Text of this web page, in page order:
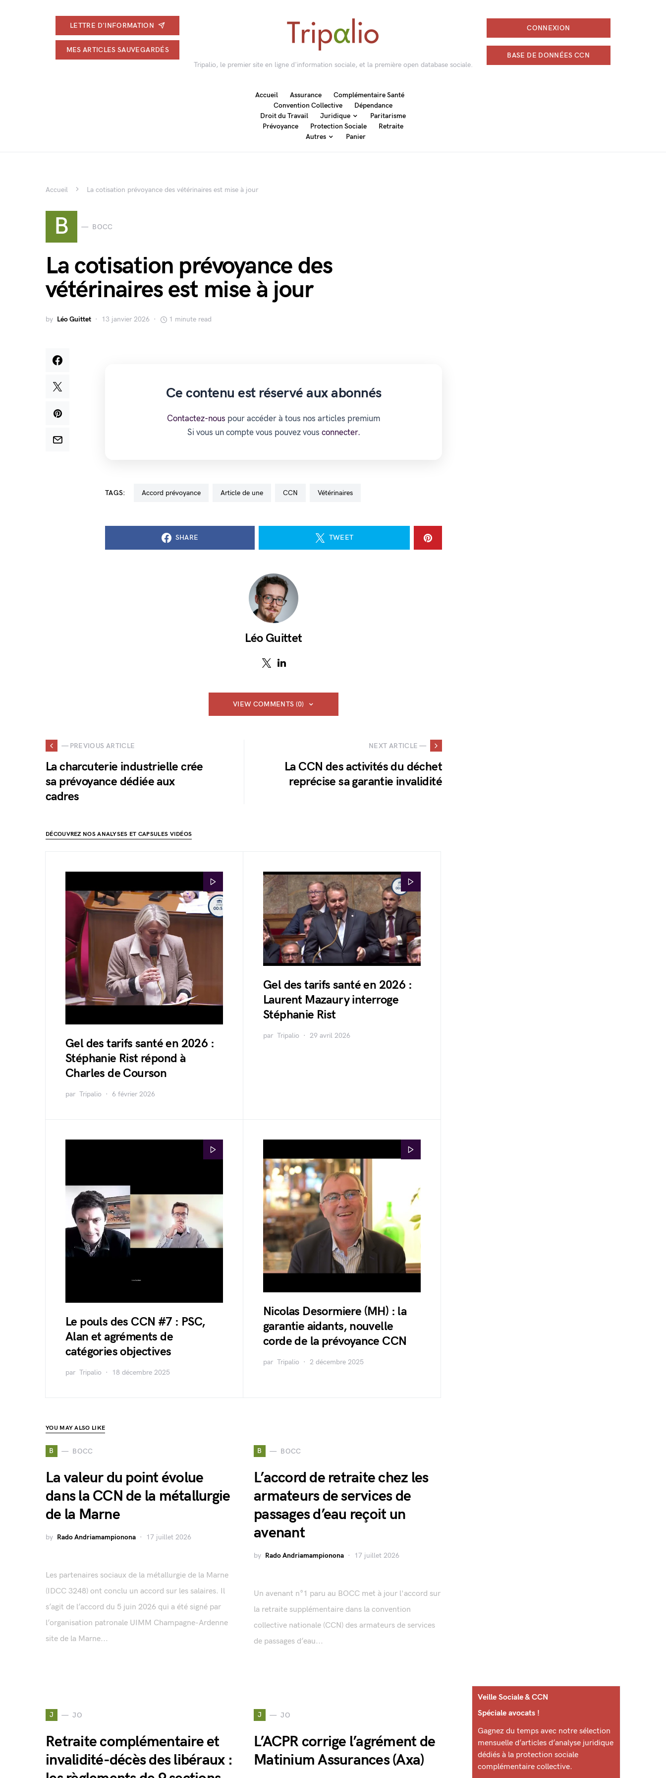
LETTRE D'INFORMATION
MES ARTICLES SAUVEGARDÉS
Tripalio, le premier site en ligne d'information sociale, et la première open database sociale.
CONNEXION
BASE DE DONNÉES CCN
Accueil Assurance
Complémentaire Santé
Convention Collective
Dépendance
Droit du Travail
Juridique
Paritarisme
Prévoyance
Protection Sociale
Retraite
Autres
Panier
Accueil La cotisation prévoyance des vétérinaires est mise à jour
B BOCC
La cotisation prévoyance des
vétérinaires est mise à jour
by Léo Guittet 13 janvier 2026 1 minute read
Ce contenu est réservé aux abonnés
Contactez-nous pour accéder à tous nos articles premium
Si vous un compte vous pouvez vous connecter.
TAGS: accord prévoyance Article de une CCN vétérinaires
SHARE TWEET
Léo Guittet
VIEW COMMENTS (0)
— PREVIOUS ARTICLE
La charcuterie industrielle crée
sa prévoyance dédiée aux
cadres
NEXT ARTICLE —
La CCN des activités du déchet
reprécise sa garantie invalidité
DÉCOUVREZ NOS ANALYSES ET CAPSULES VIDÉOS
Gel des tarifs santé en 2026 :
Stéphanie Rist répond à
Charles de Courson
par Tripalio 6 février 2026
Gel des tarifs santé en 2026 :
Laurent Mazaury interroge
Stéphanie Rist
par Tripalio 29 avril 2026
Le pouls des CCN #7 : PSC,
Alan et agréments de
catégories objectives
par Tripalio 18 décembre 2025
Nicolas Desormiere (MH) : la
garantie aidants, nouvelle
corde de la prévoyance CCN
par Tripalio 2 décembre 2025
YOU MAY ALSO LIKE
B BOCC
La valeur du point évolue
dans la CCN de la métallurgie
de la Marne
by Rado Andriamampionona 17 juillet 2026
Les partenaires sociaux de la métallurgie de la Marne
(IDCC 3248) ont conclu un accord sur les salaires. Il
s’agit de l’accord du 5 juin 2026 qui a été signé par
l’organisation patronale UIMM Champagne-Ardenne
site de la Marne...
B BOCC
L’accord de retraite chez les
armateurs de services de
passages d’eau reçoit un
avenant
by Rado Andriamampionona 17 juillet 2026
Un avenant n°1 paru au BOCC met à jour l'accord sur
la retraite supplémentaire dans la convention
collective nationale (CCN) des armateurs de services
de passages d’eau...
J JO
Retraite complémentaire et
invalidité-décès des libéraux :
J JO
L’ACPR corrige l’agrément de
Matinium Assurances (Axa)
Veille Sociale & CCN
Spéciale avocats !
Gagnez du temps avec notre sélection
mensuelle d’articles d’analyse juridique
dédiés à la protection sociale
complémentaire collective.